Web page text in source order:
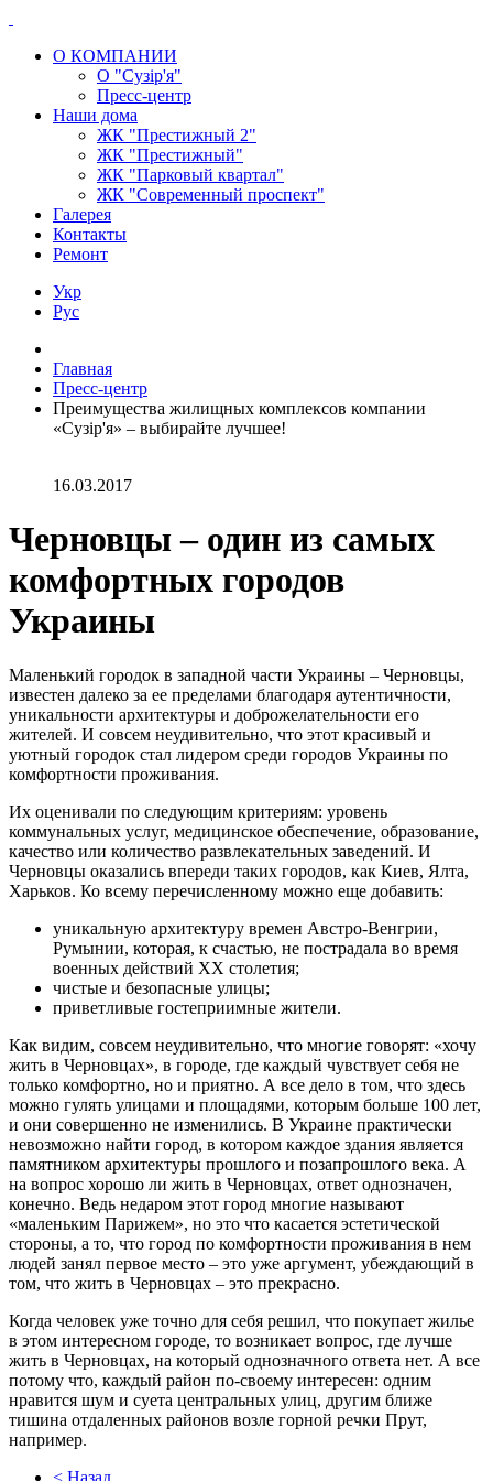
О КОМПАНИИ
О "Сузір'я"
Пресс-центр
Наши дома
ЖК "Престижный 2"
ЖК "Престижный"
ЖК "Парковый квартал"
ЖК "Современный проспект"
Галерея
Контакты
Ремонт
Укр
Рус
Главная
Пресс-центр
Преимущества жилищных комплексов компании
«Сузір'я» – выбирайте лучшее!
16.03.2017
Черновцы – один из самых
комфортных городов
Украины
Маленький городок в западной части Украины – Черновцы,
известен далеко за ее пределами благодаря аутентичности,
уникальности архитектуры и доброжелательности его
жителей. И совсем неудивительно, что этот красивый и
уютный городок стал лидером среди городов Украины по
комфортности проживания.
Их оценивали по следующим критериям: уровень
коммунальных услуг, медицинское обеспечение, образование,
качество или количество развлекательных заведений. И
Черновцы оказались впереди таких городов, как Киев, Ялта,
Харьков. Ко всему перечисленному можно еще добавить:
уникальную архитектуру времен Австро-Венгрии,
Румынии, которая, к счастью, не пострадала во время
военных действий XX столетия;
чистые и безопасные улицы;
приветливые гостеприимные жители.
Как видим, совсем неудивительно, что многие говорят: «хочу
жить в Черновцах», в городе, где каждый чувствует себя не
только комфортно, но и приятно. А все дело в том, что здесь
можно гулять улицами и площадями, которым больше 100 лет,
и они совершенно не изменились. В Украине практически
невозможно найти город, в котором каждое здания является
памятником архитектуры прошлого и позапрошлого века. А
на вопрос хорошо ли жить в Черновцах, ответ однозначен,
конечно. Ведь недаром этот город многие называют
«маленьким Парижем», но это что касается эстетической
стороны, а то, что город по комфортности проживания в нем
людей занял первое место – это уже аргумент, убеждающий в
том, что жить в Черновцах – это прекрасно.
Когда человек уже точно для себя решил, что покупает жилье
в этом интересном городе, то возникает вопрос, где лучше
жить в Черновцах, на который однозначного ответа нет. А все
потому что, каждый район по-своему интересен: одним
нравится шум и суета центральных улиц, другим ближе
тишина отдаленных районов возле горной речки Прут,
например.
< Назад